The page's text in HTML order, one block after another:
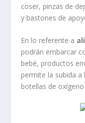
coser, pinzas de
y bastones de
En lo referente a
podrán embarcar
bebé, productos
permite la subida
botellas de